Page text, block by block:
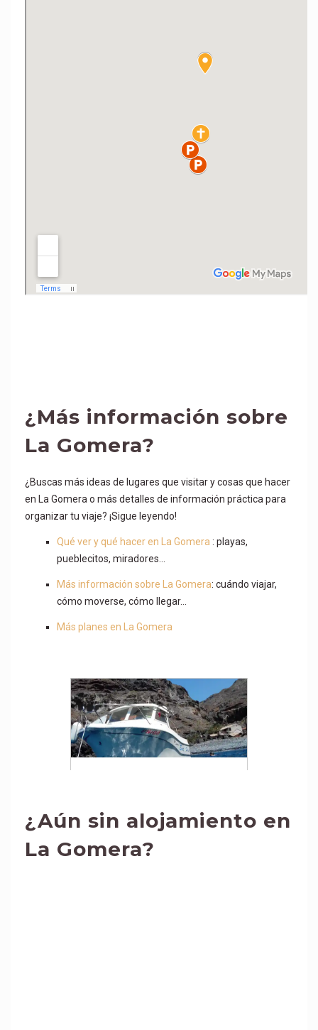
¿Más información sobre
La Gomera?
¿Buscas más ideas de lugares que visitar y cosas que hacer
en La Gomera o más detalles de información práctica para
organizar tu viaje? ¡Sigue leyendo!
Qué ver y qué hacer en La Gomera : playas,
pueblecitos, miradores…
Más información sobre La Gomera: cuándo viajar,
cómo moverse, cómo llegar…
Más planes en La Gomera
¿Aún sin alojamiento en
La Gomera?